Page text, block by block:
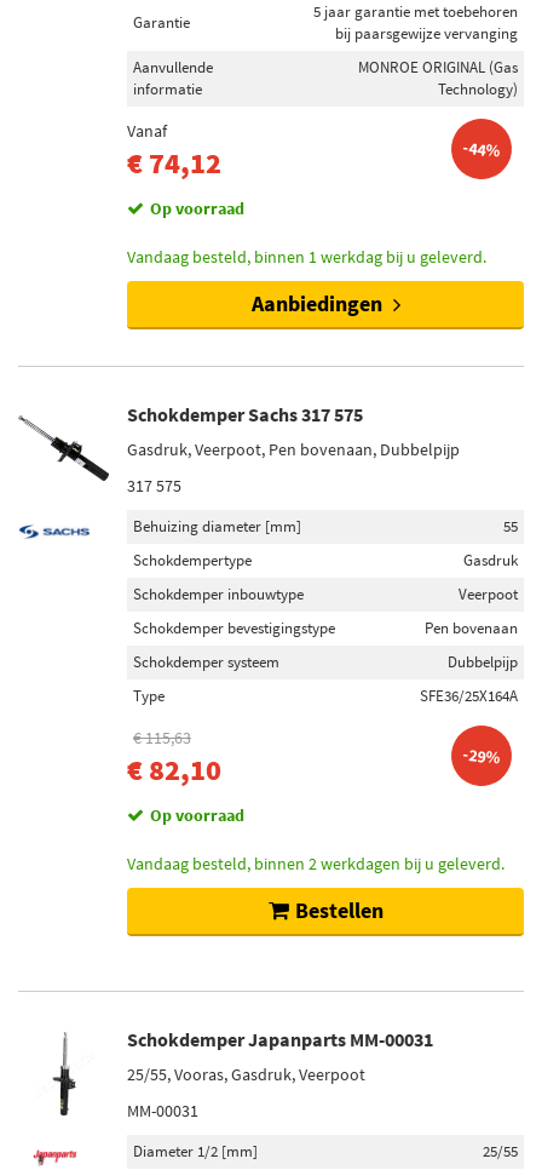
Garantie
5 jaar garantie met toebehoren
bij paarsgewijze vervanging
Aanvullende
informatie
MONROE ORIGINAL (Gas
Technology)
Vanaf
€ 74,12 -44%
Op voorraad
Vandaag besteld, binnen 1 werkdag bij u geleverd.
Aanbiedingen
Schokdemper Sachs 317 575
Gasdruk, Veerpoot, Pen bovenaan, Dubbelpijp
317 575
Behuizing diameter [mm]
55
Schokdempertype
Gasdruk
Schokdemper inbouwtype
Veerpoot
Schokdemper bevestigingstype
Pen bovenaan
Schokdemper systeem
Dubbelpijp
Type
SFE36/25X164A
€ 115,63
€ 82,10 -29%
Op voorraad
Vandaag besteld, binnen 2 werkdagen bij u geleverd.
Bestellen
Schokdemper Japanparts MM-00031
25/55, Vooras, Gasdruk, Veerpoot
MM-00031
Diameter 1/2 [mm]
25/55